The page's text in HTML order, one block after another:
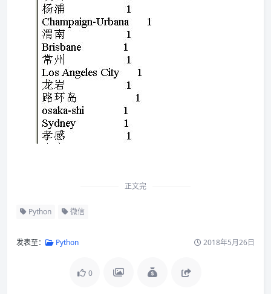
正文完
Python 微信
发表至： Python 2018年5月26日
0